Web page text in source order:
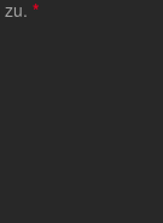
zu. *